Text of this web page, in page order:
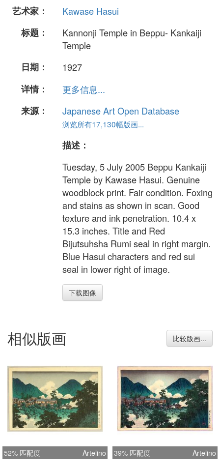
艺术家：
Kawase Hasui
标题：
Kannonji Temple in Beppu- Kankaiji
Temple
日期：
1927
详情：
更多信息...
来源：
Japanese Art Open Database
浏览所有17,130幅版画...
描述：
Tuesday, 5 July 2005 Beppu Kankaiji
Temple by Kawase Hasui. Genuine
woodblock print. Fair condition. Foxing
and stains as shown in scan. Good
texture and ink penetration. 10.4 x
15.3 inches. Title and Red
Bijutsuhsha Rumi seal in right margin.
Blue Hasui characters and red sui
seal in lower right of image.
下载图像
相似版画 比较版画...
52% 匹配度 Artelino 39% 匹配度 Artelino